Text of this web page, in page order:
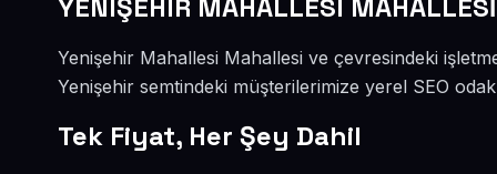
YENIŞEHIR MAHALLESI
Yenişehir Mahallesi Mahallesi ve çevresindeki
Yenişehir semtindeki müşterilerimize yerel SEO
Tek Fiyat, Her Şey Dahil